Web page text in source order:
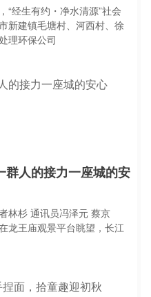
“经生有约・净水清源”社会
新建镇毛塘村、河西村、徐
理环保公司
群人的接力一座城的安
林杉 通讯员冯泽元 蔡京
龙王庙观景平台眺望，长江